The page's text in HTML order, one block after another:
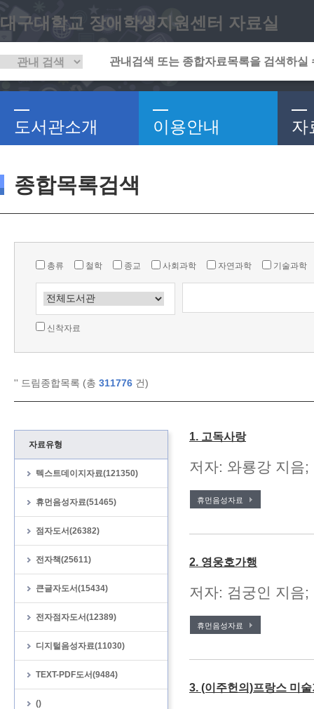
대구대학교 장애학생지원센터 자료실
도서관소개 이용안내 자
종합목록검색
총류 철학 종교 사회과학 자연과학 기술과학
신착자료
'' 드림종합목록 (총 311776 건)
자료유형
텍스트데이지자료(121350)
휴먼음성자료(51465)
점자도서(26382)
전자책(25611)
큰글자도서(15434)
전자점자도서(12389)
디지털음성자료(11030)
TEXT-PDF도서(9484)
()
1. 고독사랑
저자: 와룡강 지음
휴먼음성자료
2. 영웅호가행
저자: 검궁인 지음
휴먼음성자료
3. (이주헌의)프랑스 미